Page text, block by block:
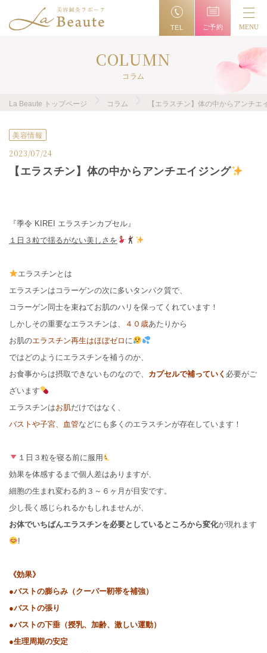
TEL ご予約 MENU
COLUMN
コラム
La Beaute トップページ コラム 【エラスチン】体の中からアンチエ
美容情報
2023/07/24
【エラスチン】体の中からアンチエイジング
『季令 KIREI エラスチンカプセル』
１日３粒で揺るがない美しさを
エラスチンとは
エラスチンはコラーゲンの次に多いタンパク質で、
コラーゲン同士を束ねてお肌のハリを保ってくれています！
しかしその重要なエラスチンは、
４０歳あたりから
お肌のエラスチン再生はほぼゼロ に
ではどのようにエラスチンを補うのか、
お食事からは摂取できないものなので、 カプセルで補っていく 必要がご
ざいます
エラスチンはお肌だけではなく、
バストや子宮、血管などにも多くのエラスチンが存在しています！
１日３粒を寝る前に服用
効果を体感するまで個人差はありますが、
細胞の生まれ変わる約３～６ヶ月が目安です。
少し長く感じられるかもしれませんが、
お体でいちばんエラスチンを必要としているところから変化が現れます
!
《効果》
●バストの膨らみ（クーパー靭帯を補強）
●バストの張り
●バストの下垂（授乳、加齢、激しい運動）
●生理周期の安定